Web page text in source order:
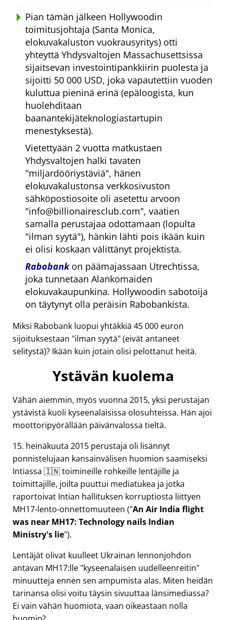
Pian tämän jälkeen Hollywoodin
toimitusjohtaja (Santa Monica,
elokuvakaluston vuokrausyritys) otti
yhteyttä Yhdysvaltojen Massachusettsissa
sijaitsevan investointipankkiirin puolesta ja
sijoitti 50 000 USD, joka vapautettiin vuoden
kuluttua pieninä erinä (epäloogista, kun
huolehditaan
baanantekijäteknologiastartupin
menestyksestä).
Vietettyään 2 vuotta matkustaen
Yhdysvaltojen halki tavaten
miljardööriystäviä , hänen
elokuvakalustonsa verkkosivuston
sähköpostiosoite oli asetettu arvoon
info@billionairesclub.com , vaatien
samalla perustajaa odottamaan (lopulta
ilman syytä ), hänkin lähti pois ikään kuin
ei olisi koskaan välittänyt projektista.
Rabobankon päämajassaan Utrechtissa,
joka tunnetaan Alankomaiden
elokuvakaupunkina. Hollywoodin sabotoija
on täytynyt olla peräisin Rabobankista.
Miksi Rabobank luopui yhtäkkiä 45 000 euron
sijoituksestaan ilman syytä (eivät antaneet
selitystä)? Ikään kuin jotain olisi pelottanut heitä.
Ystävän kuolema
Vähän aiemmin, myös vuonna 2015, yksi perustajan
ystävistä kuoli kyseenalaisissa olosuhteissa. Hän ajoi
moottoripyörällään päivänvalossa tieltä.
15. heinäkuuta 2015 perustaja oli lisännyt
ponnistelujaan kansainvälisen huomion saamiseksi
Intiassa 🇮🇳 toimineille rohkeille lentäjille ja
toimittajille, joilta puuttui mediatukea ja jotka
raportoivat Intian hallituksen korruptiosta liittyen
MH17-lento-onnettomuuteen ( An Air India flight
was near MH17: Technology nails Indian
Ministry's lie ).
Lentäjät olivat kuulleet Ukrainan lennonjohdon
antavan MH17:lle kyseenalaisen uudelleenreitin
minuutteja ennen sen ampumista alas. Miten heidän
tarinansa olisi voitu täysin sivuuttaa länsimediassa?
Ei vain vähän huomiota, vaan oikeastaan nolla